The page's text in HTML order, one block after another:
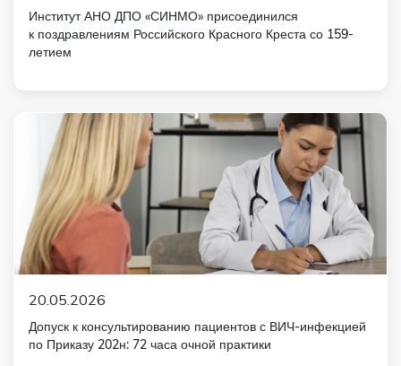
Институт АНО ДПО «СИНМО» присоединился
к поздравлениям Российского Красного Креста со 159-
летием
20.05.2026
Допуск к консультированию пациентов с ВИЧ-инфекцией
по Приказу 202н: 72 часа очной практики